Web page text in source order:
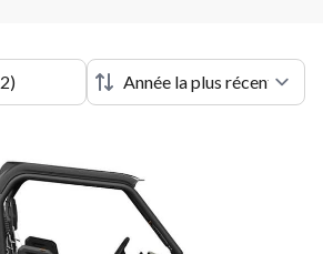
2)